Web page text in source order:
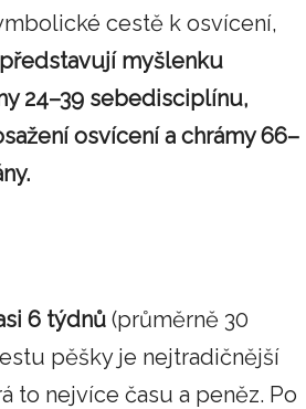
cestě k osvícení,
představují myšlenku
24–39 sebedisciplínu,
osvícení a chrámy 66–
6 týdnů (průměrně 30
pěšky je nejtradičnější
to nejvíce času a peněz. Po